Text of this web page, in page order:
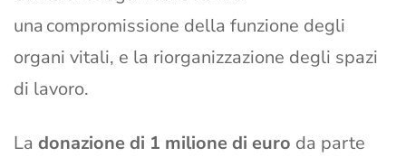
una compromissione della funzione degli
organi vitali, e la riorganizzazione degli spazi
di lavoro.
La donazione di 1 milione di euro da parte